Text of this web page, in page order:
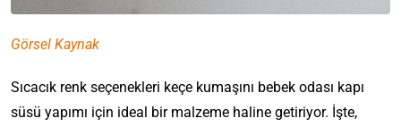
Görsel Kaynak
Sıcacık renk seçenekleri keçe kumaşını bebek odası kapı
süsü yapımı için ideal bir malzeme haline getiriyor. İşte,